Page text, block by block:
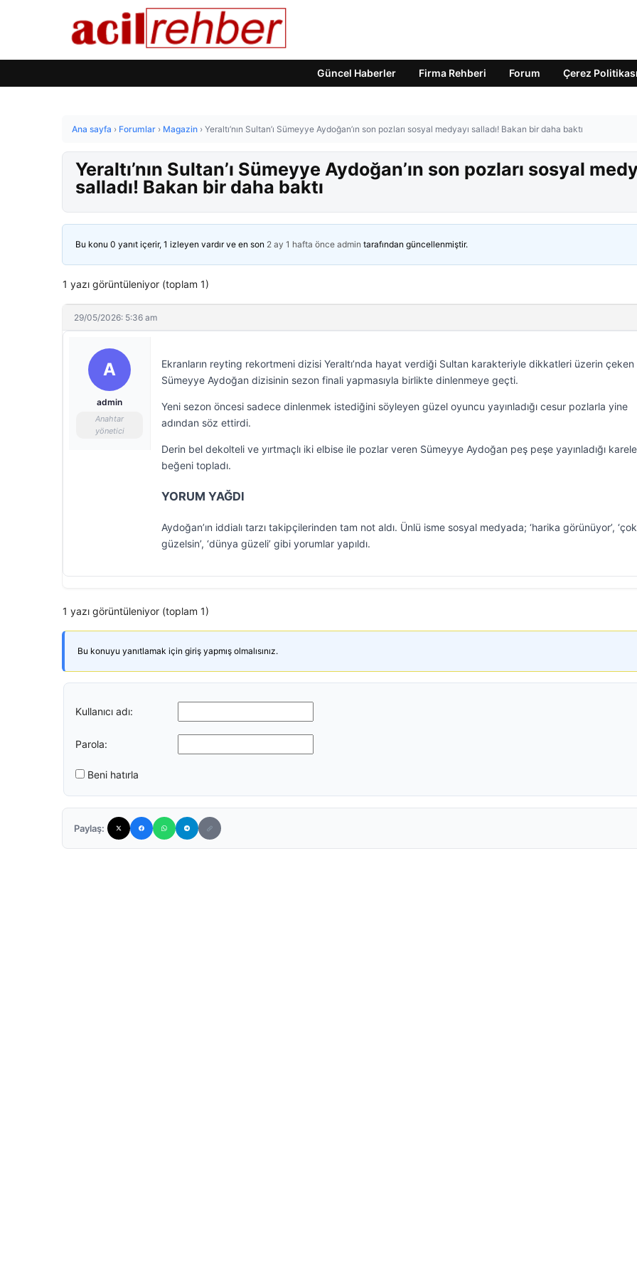
Güncel Haberler Firma Rehberi Forum Çerez Politikası
Ana sayfa › Forumlar › Magazin › Yeraltı’nın Sultan’ı Sümeyye Aydoğan’ın son pozları sosyal medyayı salladı! Bakan bir daha baktı
Yeraltı’nın Sultan’ı Sümeyye Aydoğan’ın son pozları sosyal
salladı! Bakan bir daha baktı
Bu konu 0 yanıt içerir, 1 izleyen vardır ve en son 2 ay 1 hafta önce admin tarafından güncellenmiştir.
1 yazı görüntüleniyor (toplam 1)
29/05/2026: 5:36 am
A
admin
Anahtar
yönetici
Ekranların reyting rekortmeni dizisi Yeraltı’nda hayat verdiği Sultan karakteriyle dikkatleri üzerin çeken
Sümeyye Aydoğan dizisinin sezon finali yapmasıyla birlikte dinlenmeye geçti.
Yeni sezon öncesi sadece dinlenmek istediğini söyleyen güzel oyuncu yayınladığı cesur pozlarla yine
adından söz ettirdi.
Derin bel dekolteli ve yırtmaçlı iki elbise ile pozlar veren Sümeyye Aydoğan peş peşe yayınladığı
beğeni topladı.
YORUM YAĞDI
Aydoğan’ın iddialı tarzı takipçilerinden tam not aldı. Ünlü isme sosyal medyada; ‘harika görünüyor’, ‘çok
güzelsin’, ‘dünya güzeli’ gibi yorumlar yapıldı.
1 yazı görüntüleniyor (toplam 1)
Bu konuyu yanıtlamak için giriş yapmış olmalısınız.
Kullanıcı adı:
Parola:
Beni hatırla
Paylaş: